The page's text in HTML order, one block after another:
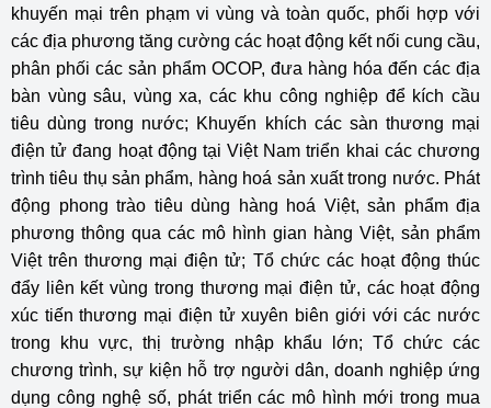
khuyến mại trên phạm vi vùng và toàn quốc, phối hợp với
các địa phương tăng cường các hoạt động kết nối cung cầu,
phân phối các sản phẩm OCOP, đưa hàng hóa đến các địa
bàn vùng sâu, vùng xa, các khu công nghiệp để kích cầu
tiêu dùng trong nước; Khuyến khích các sàn thương mại
điện tử đang hoạt động tại Việt Nam triển khai các chương
trình tiêu thụ sản phẩm, hàng hoá sản xuất trong nước. Phát
động phong trào tiêu dùng hàng hoá Việt, sản phẩm địa
phương thông qua các mô hình gian hàng Việt, sản phẩm
Việt trên thương mại điện tử; Tổ chức các hoạt động thúc
đẩy liên kết vùng trong thương mại điện tử, các hoạt động
xúc tiến thương mại điện tử xuyên biên giới với các nước
trong khu vực, thị trường nhập khẩu lớn; Tổ chức các
chương trình, sự kiện hỗ trợ người dân, doanh nghiệp ứng
dụng công nghệ số, phát triển các mô hình mới trong mua